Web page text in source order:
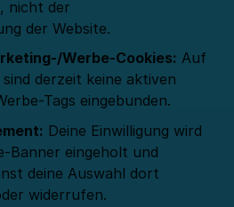
nicht der
der Website.
Werbe-Cookies: Auf
sind derzeit keine aktiven
Tags eingebunden.
Deine Einwilligung wird
Banner eingeholt und
deine Auswahl dort
widerrufen.